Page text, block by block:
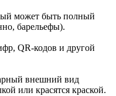
может быть полный
барельефы).
QR-кодов и другой
внешний вид
или красятся краской.